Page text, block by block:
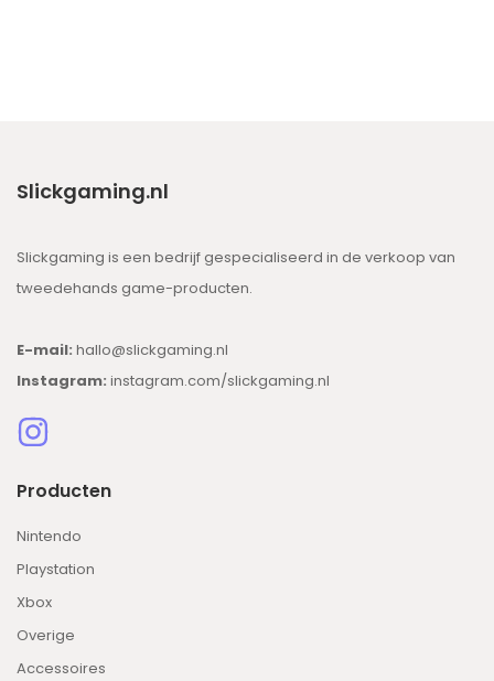
Slickgaming.nl
Slickgaming is een bedrijf gespecialiseerd in de verkoop van
tweedehands game-producten.
E-mail: hallo@slickgaming.nl
Instagram: instagram.com/slickgaming.nl
Producten
Nintendo
Playstation
Xbox
Overige
Accessoires